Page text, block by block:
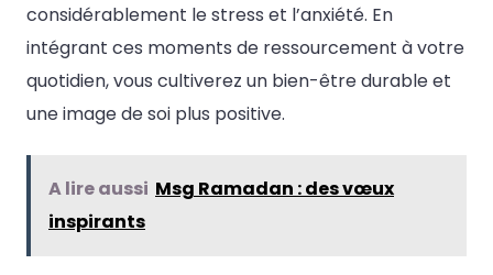
considérablement le stress et l’anxiété. En
intégrant ces moments de ressourcement à votre
quotidien, vous cultiverez un bien-être durable et
une image de soi plus positive.
A lire aussi Msg Ramadan : des vœux
inspirants